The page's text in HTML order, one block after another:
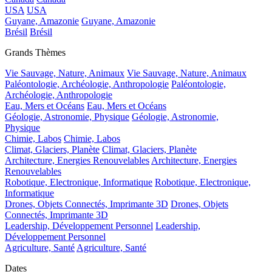
USA USA
Guyane, Amazonie Guyane, Amazonie
Brésil Brésil
Grands Thèmes
Vie Sauvage, Nature, Animaux Vie Sauvage, Nature, Animaux
Paléontologie, Archéologie, Anthropologie Paléontologie,
Archéologie, Anthropologie
Eau, Mers et Océans Eau, Mers et Océans
Géologie, Astronomie, Physique Géologie, Astronomie,
Physique
Chimie, Labos Chimie, Labos
Climat, Glaciers, Planète Climat, Glaciers, Planète
Architecture, Energies Renouvelables Architecture, Energies
Renouvelables
Robotique, Electronique, Informatique Robotique, Electronique,
Informatique
Drones, Objets Connectés, Imprimante 3D Drones, Objets
Connectés, Imprimante 3D
Leadership, Développement Personnel Leadership,
Développement Personnel
Agriculture, Santé Agriculture, Santé
Dates